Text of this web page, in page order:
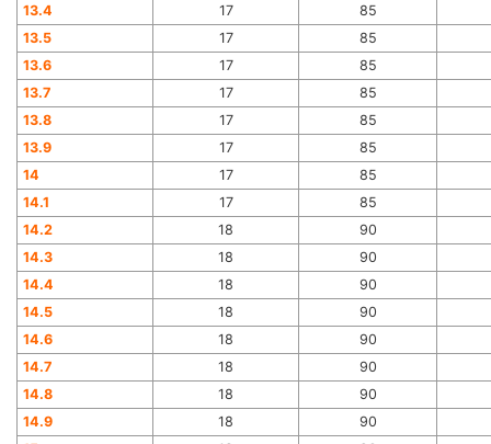
13.4
17
85
13.5
17
85
13.6
17
85
13.7
17
85
13.8
17
85
13.9
17
85
14
17
85
14.1
17
85
14.2
18
90
14.3
18
90
14.4
18
90
14.5
18
90
14.6
18
90
14.7
18
90
14.8
18
90
14.9
18
90